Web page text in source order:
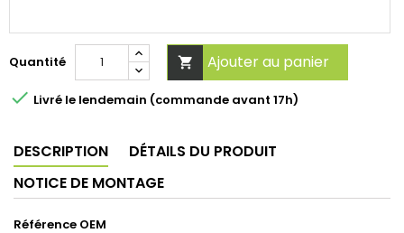
Quantité  Ajouter au panier
 Livré le lendemain (commande avant 17h)
DESCRIPTION
DÉTAILS DU PRODUIT
NOTICE DE MONTAGE
Référence OEM